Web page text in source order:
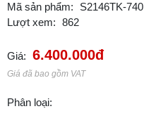
Mã sản phẩm:
S2146TK-740
Lượt xem: 862
Giá: 6.400.000đ
Giá đã bao gồm VAT
Phân loại: